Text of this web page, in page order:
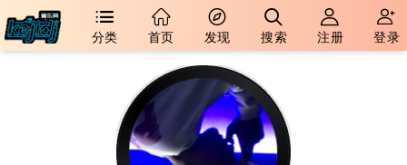
分类 首页 发现 搜索 注册 登录